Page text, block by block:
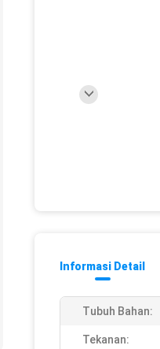
Informasi Detail
Tubuh Bahan:
Tekanan: